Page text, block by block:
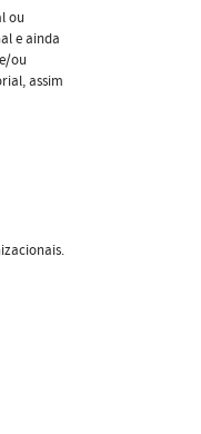
ou
e ainda
ou
assim